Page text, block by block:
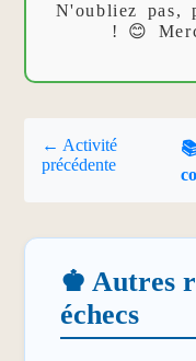
N'oubliez pas,
! 😊
← Activité
précédente
♚ Autres
échecs